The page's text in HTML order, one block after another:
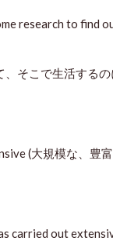
research to find
そこで生活するの
(大規模な、豊
carried out